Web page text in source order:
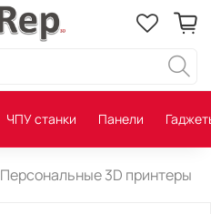
ЧПУ станки Панели
Персональные 3D принтеры